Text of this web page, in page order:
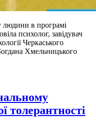
людини в програмі
психолог, завідувач
Черкаського
Хмельницького
толерантності